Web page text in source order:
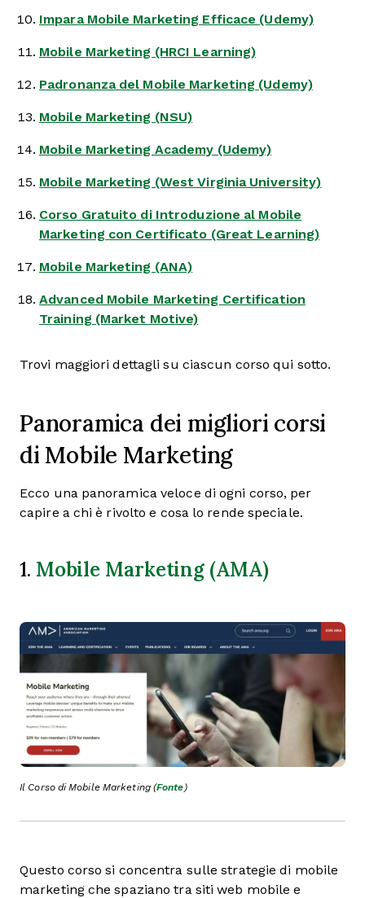
Impara Mobile Marketing Efficace (Udemy)
Mobile Marketing (HRCI Learning)
Padronanza del Mobile Marketing (Udemy)
Mobile Marketing (NSU)
Mobile Marketing Academy (Udemy)
Mobile Marketing (West Virginia University)
Corso Gratuito di Introduzione al Mobile
Marketing con Certificato (Great Learning)
Mobile Marketing (ANA)
Advanced Mobile Marketing Certification
Training (Market Motive)
Trovi maggiori dettagli su ciascun corso qui sotto.
Panoramica dei migliori corsi
di Mobile Marketing
Ecco una panoramica veloce di ogni corso, per
capire a chi è rivolto e cosa lo rende speciale.
1. Mobile Marketing (AMA)
Il Corso di Mobile Marketing (Fonte)
Questo corso si concentra sulle strategie di mobile
marketing che spaziano tra siti web mobile e